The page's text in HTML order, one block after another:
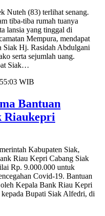
Nuteh (83) terlihat senang.
tiba-tiba rumah tuanya
lansia yang tinggal di
Mempura, mendapat
Siak Hj. Rasidah Abdulgani
serta sejumlah uang.
Siak…
WIB
Bantuan
Riaukepri
Kabupaten Siak,
Riau Kepri Cabang Siak
Rp. 9.000.000 untuk
Covid-19. Bantuan
Kepala Bank Riau Kepri
Bupati Siak Alfedri, di